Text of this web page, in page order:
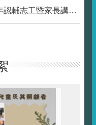
講座：談ADHD的就診與用藥迷思